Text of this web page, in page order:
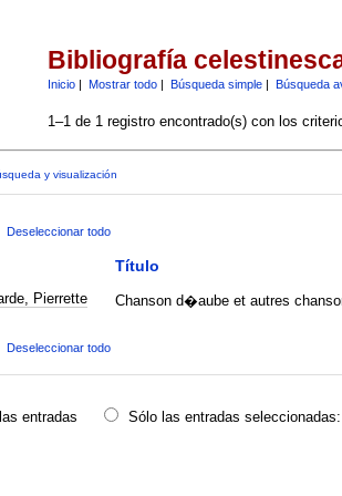
Bibliografía
Inicio| Mostrar todo| Búsqueda simple| Búsqueda
1–1 de 1 registro encontrado(s) con los
y visualización
Deseleccionar todo
Título
Pierrette Chanson d�aube et autres
Deseleccionar todo
entradas
Sólo las entradas seleccionadas: